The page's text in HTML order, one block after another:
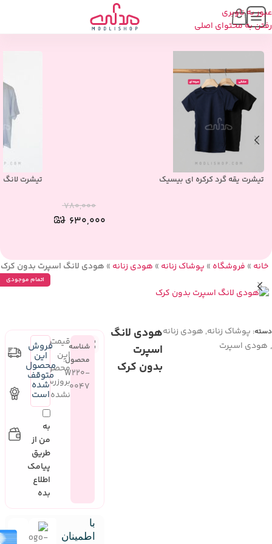
عبور به ناوبری
رفتن به محتوای اصلی
محصولات مشابه
تیشرت یقه گرد کرکره ای بیسیک
۷۸۰,۰۰۰
۶۳۰,۰۰۰
تیشرت
خانه » فروشگاه » پوشاک زنانه » هودی زنانه » هودی لانگ اسپرت بدون کرک
اتمام موجودی
دسته: پوشاک زنانه, هودی زنانه
هودی اسپرت
هودی لانگ
اسپرت
بدون کرک
شناسه
محصول:
W220-
0047
قیمت
این
محصول
بروزرسانی
نشده
فروش
این
محصول
متوقف
شده
است
به
من از
طریق
پیامک
اطلاع
بده
با
اطمینان